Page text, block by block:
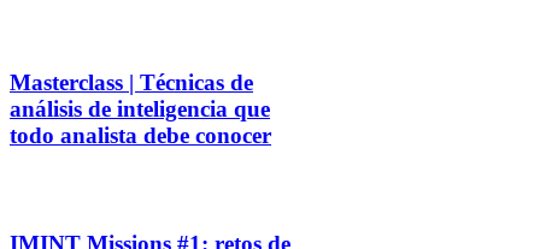
Masterclass | Técnicas de
análisis de inteligencia que
todo analista debe conocer
IMINT Missions #1: retos de